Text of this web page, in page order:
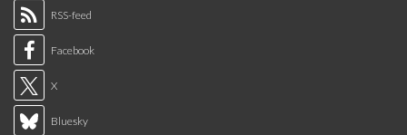
RSS-feed
Facebook
X
Bluesky